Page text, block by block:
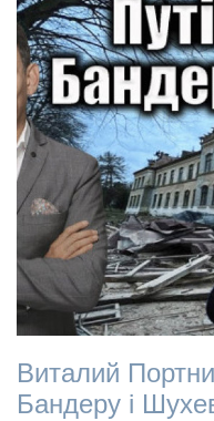
Виталий
Бандеру і